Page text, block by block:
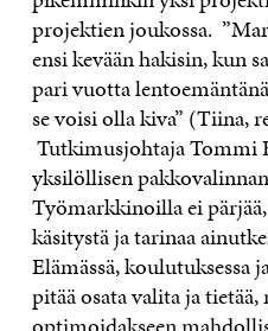
projektien joukossa.
ensi kevään hakisin, kun
pari vuotta
se voisi olla kiva” (Tiina,
Tutkimusjohtaja Tommi
yksilöllisen
Työmarkkinoilla ei
käsitystä ja tarinaa
Elämässä, koulutuksessa
pitää osata valita ja